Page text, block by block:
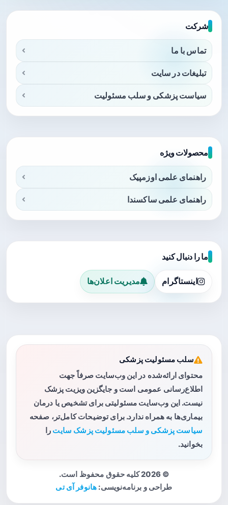
شرکت
تماس با ما
تبلیغات در سایت
سیاست پزشکی و سلب مسئولیت
محصولات ویژه
راهنمای علمی اوزمپیک
راهنمای علمی ساکسندا
ما را دنبال کنید
اینستاگرام مدیریت اعلان‌ها
سلب مسئولیت پزشکی
محتوای ارائه‌شده در این وب‌سایت صرفاً جهت
اطلاع‌رسانی عمومی است و جایگزین ویزیت پزشک
نیست. این وب‌سایت مسئولیتی برای تشخیص یا درمان
بیماری‌ها به همراه ندارد. برای توضیحات کامل‌تر، صفحه
سیاست پزشکی و سلب مسئولیت پزشک سایت را
بخوانید.
© 2026 کلیه حقوق محفوظ است.
طراحی و برنامه‌نویسی: هانوفر آی تی